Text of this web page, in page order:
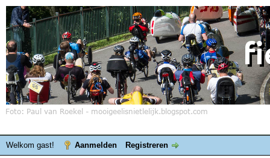
Welkom gast! Aanmelden Registreren